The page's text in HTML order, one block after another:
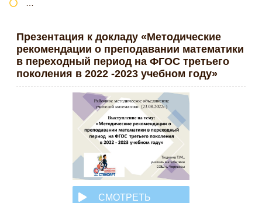
Презентация к докладу «Методические
рекомендации о преподавании математики
в переходный период на ФГОС третьего
поколения в 2022 -2023 учебном году»
СМОТРЕТЬ